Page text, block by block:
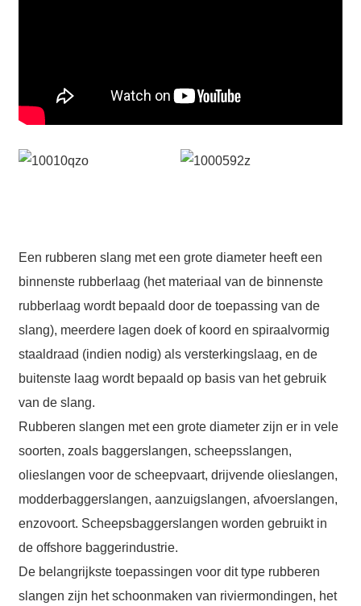
Een rubberen slang met een grote diameter heeft een
binnenste rubberlaag (het materiaal van de binnenste
rubberlaag wordt bepaald door de toepassing van de
slang), meerdere lagen doek of koord en spiraalvormig
staaldraad (indien nodig) als versterkingslaag, en de
buitenste laag wordt bepaald op basis van het gebruik
van de slang.
Rubberen slangen met een grote diameter zijn er in vele
soorten, zoals baggerslangen, scheepsslangen,
olieslangen voor de scheepvaart, drijvende olieslangen,
modderbaggerslangen, aanzuigslangen, afvoerslangen,
enzovoort. Scheepsbaggerslangen worden gebruikt in
de offshore baggerindustrie.
De belangrijkste toepassingen voor dit type rubberen
slangen zijn het schoonmaken van riviermondingen, het
*Name Cannot be empty!
Message
*Message Cannot be empty!
* SUBMIT